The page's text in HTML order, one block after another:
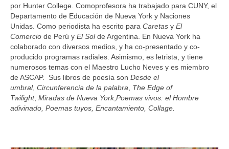
por Hunter College. Comoprofesora ha trabajado para CUNY, el
Departamento de Educación de Nueva York y Naciones
Unidas. Como periodista ha escrito para Caretas y El
Comercio de Perú y El Solde Argentina. En Nueva York ha
colaborado con diversos medios, y ha co-presentado y co-
producido programas radiales. Asimismo, es letrista, y tiene
numerosos temas con el Maestro Lucho Neves y es miembro
de ASCAP. Sus libros de poesía son Desde el
umbral, Circunferencia de la palabra
The Edge of
Twilight, Miradas de Nueva York,Poemas vivos: el Hombre
adivinado, Poemas tuyos, Encantamiento, Collage.